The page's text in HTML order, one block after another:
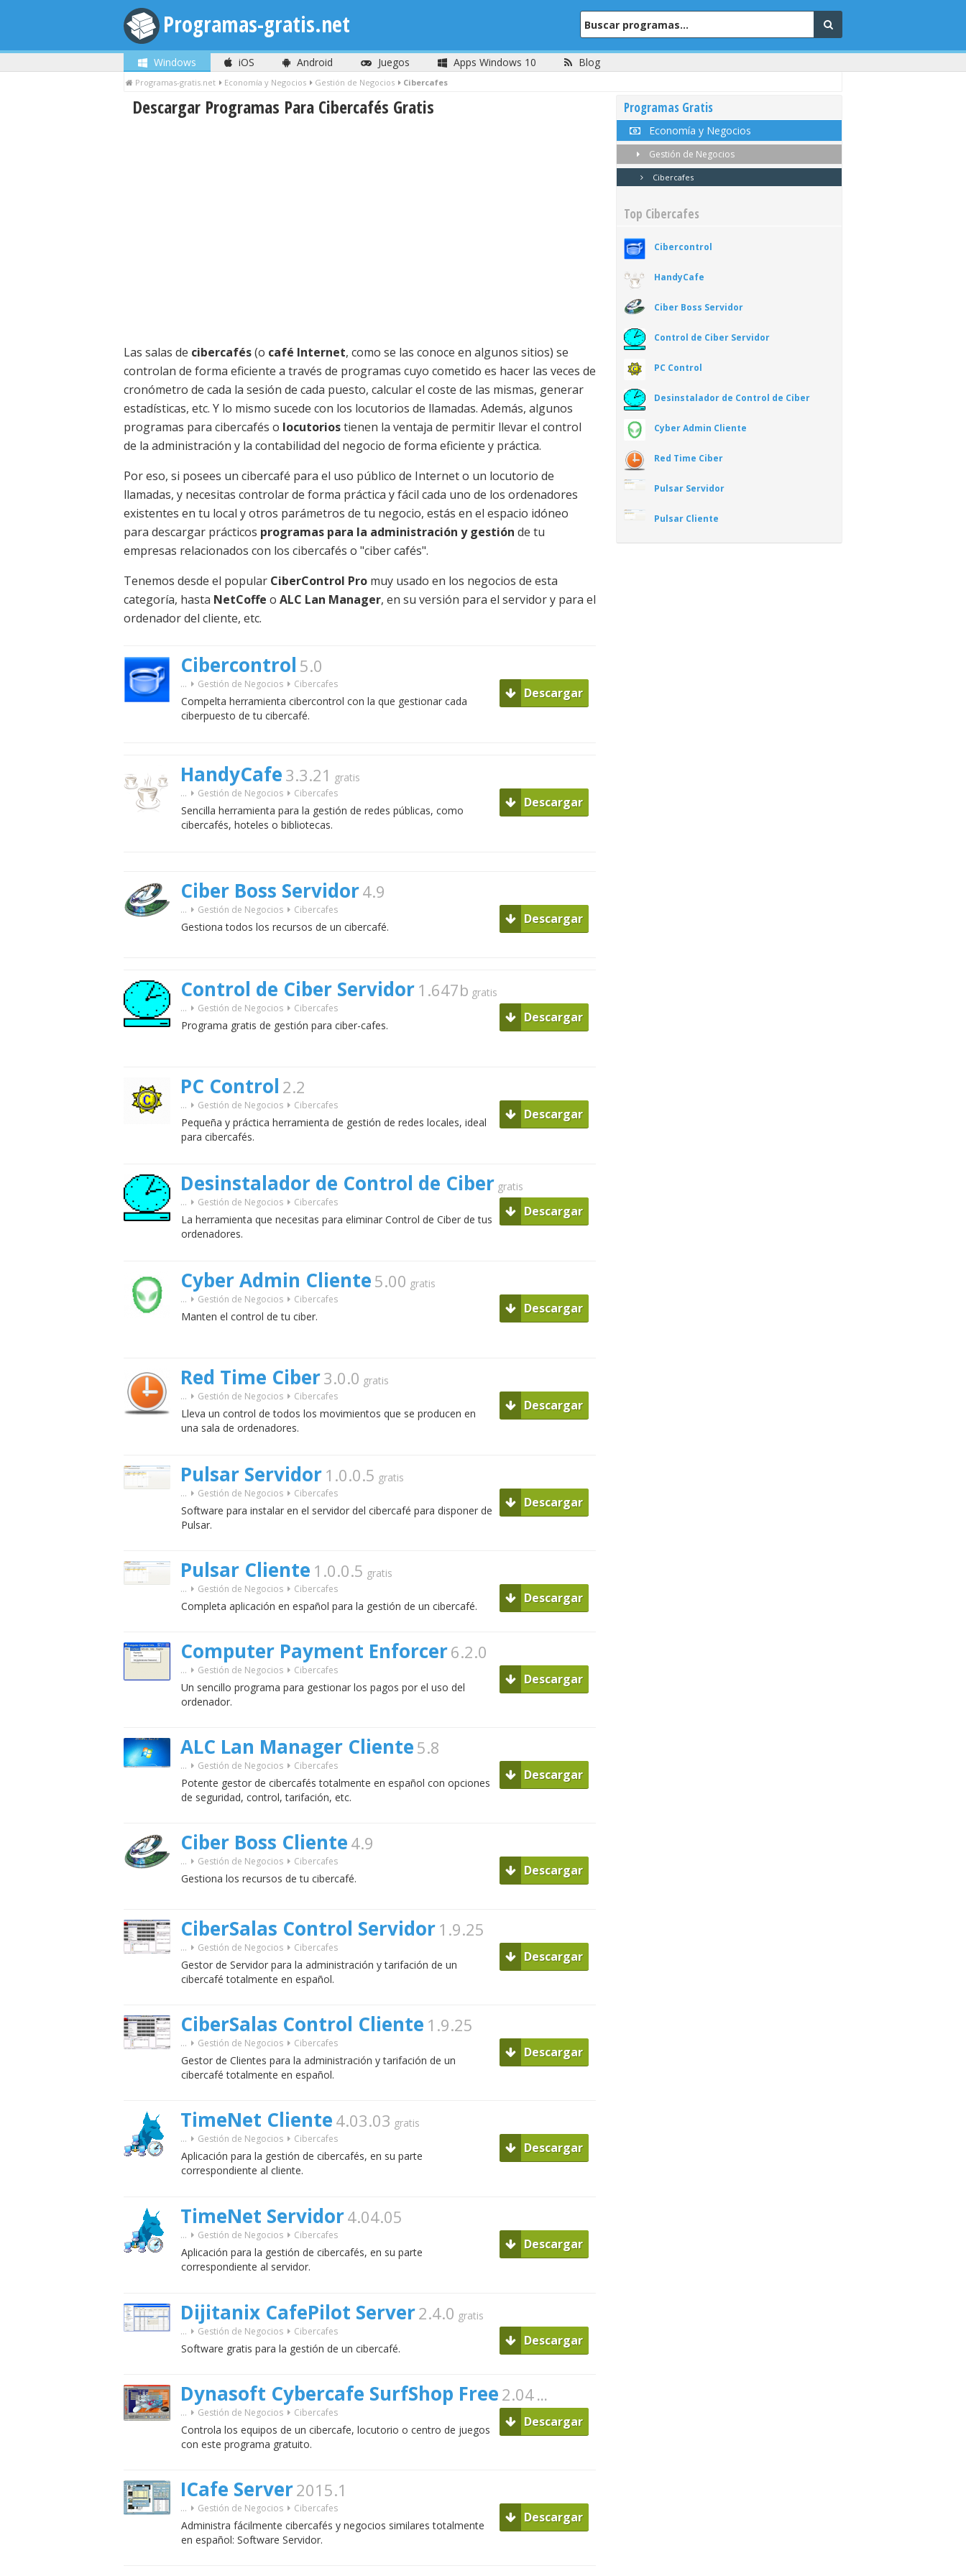
Programas-gratis.net
Windows iOS Android Juegos Apps Windows 10 Blog
Programas-gratis.net Economía y Negocios Gestión de Negocios Cibercafes
Descargar Programas Para Cibercafés Gratis
Las salas de cibercafés(o café Internet, como se las conoce en algunos sitios) se
controlan de forma eficiente a través de programas cuyo cometido es hacer las veces de
cronómetro de cada la sesión de cada puesto, calcular el coste de las mismas, generar
estadísticas, etc. Y lo mismo sucede con los locutorios de llamadas. Además, algunos
programas para cibercafés o locutoriostienen la ventaja de permitir llevar el control
de la administración y la contabilidad del negocio de forma eficiente y práctica.
Por eso, si posees un cibercafé para el uso público de Internet o un locutorio de
llamadas, y necesitas controlar de forma práctica y fácil cada uno de los ordenadores
existentes en tu local y otros parámetros de tu negocio, estás en el espacio idóneo
para descargar prácticos programas para la administración y gestión de tu
empresas relacionados con los cibercafés o "ciber cafés".
Tenemos desde el popular CiberControl Pro muy usado en los negocios de esta
categoría, hasta NetCoffe o ALC Lan Manager, en su versión para el servidor y para el
ordenador del cliente, etc.
Cibercontrol 5.0
... Gestión de Negocios Cibercafes
Compelta herramienta cibercontrol con la que gestionar cada
ciberpuesto de tu cibercafé.
Descargar
HandyCafe 3.3.21 gratis
... Gestión de Negocios Cibercafes
Sencilla herramienta para la gestión de redes públicas, como
cibercafés, hoteles o bibliotecas.
Descargar
Ciber Boss Servidor4.9
... Gestión de Negocios Cibercafes
Gestiona todos los recursos de un cibercafé.
Descargar
Control de Ciber Servidor 1.647b gratis
... Gestión de Negocios Cibercafes
Programa gratis de gestión para ciber-cafes.
Descargar
PC Control 2.2
... Gestión de Negocios Cibercafes
Pequeña y práctica herramienta de gestión de redes locales, ideal
para cibercafés.
Descargar
Desinstalador de Control de Ciber gratis
... Gestión de Negocios Cibercafes
La herramienta que necesitas para eliminar Control de Ciber de tus
ordenadores.
Descargar
Cyber Admin Cliente 5.00 gratis
... Gestión de Negocios Cibercafes
Manten el control de tu ciber.
Descargar
Red Time Ciber3.0.0 gratis
... Gestión de Negocios Cibercafes
Lleva un control de todos los movimientos que se producen en
una sala de ordenadores.
Descargar
Pulsar Servidor 1.0.0.5 gratis
... Gestión de Negocios Cibercafes
Software para instalar en el servidor del cibercafé para disponer de
Pulsar.
Descargar
Pulsar Cliente 1.0.0.5 gratis
... Gestión de Negocios Cibercafes
Completa aplicación en español para la gestión de un cibercafé.
Descargar
Computer Payment Enforcer6.2.0
... Gestión de Negocios Cibercafes
Un sencillo programa para gestionar los pagos por el uso del
ordenador.
Descargar
ALC Lan Manager Cliente 5.8
... Gestión de Negocios Cibercafes
Potente gestor de cibercafés totalmente en español con opciones
de seguridad, control, tarifación, etc.
Descargar
Ciber Boss Cliente 4.9
... Gestión de Negocios Cibercafes
Gestiona los recursos de tu cibercafé.
Descargar
CiberSalas Control Servidor 1.9.25
... Gestión de Negocios Cibercafes
Gestor de Servidor para la administración y tarifación de un
cibercafé totalmente en español.
Descargar
CiberSalas Control Cliente 1.9.25
... Gestión de Negocios Cibercafes
Gestor de Clientes para la administración y tarifación de un
cibercafé totalmente en español.
Descargar
TimeNet Cliente 4.03.03 gratis
... Gestión de Negocios Cibercafes
Aplicación para la gestión de cibercafés, en su parte
correspondiente al cliente.
Descargar
TimeNet Servidor4.04.05
... Gestión de Negocios Cibercafes
Aplicación para la gestión de cibercafés, en su parte
correspondiente al servidor.
Descargar
Dijitanix CafePilot Server2.4.0 gratis
... Gestión de Negocios Cibercafes
Software gratis para la gestión de un cibercafé.
Descargar
Dynasoft Cybercafe SurfShop Free 2.04 gratis
... Gestión de Negocios Cibercafes
Controla los equipos de un cibercafe, locutorio o centro de juegos
con este programa gratuito.
Descargar
ICafe Server2015.1
... Gestión de Negocios Cibercafes
Administra fácilmente cibercafés y negocios similares totalmente
en español: Software Servidor.
Descargar
Programas Gratis
Economía y Negocios
Gestión de Negocios
Cibercafes
Top Cibercafes
Cibercontrol
HandyCafe
Ciber Boss Servidor
Control de Ciber Servidor
PC Control
Desinstalador de Control de Ciber
Cyber Admin Cliente
Red Time Ciber
Pulsar Servidor
Pulsar Cliente